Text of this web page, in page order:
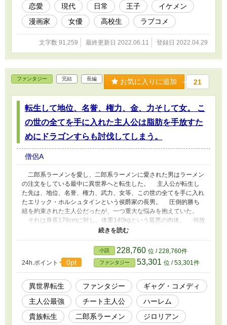
査を続行する方針で決定した。 土曜日を除く１９時に毎日投稿
予定です。
恋愛 現代 日常 王子
イケメン
漫画家
女優 高校生 ラブコメ
文字数 91,259 最終更新日 2022.06.11 登録日 2022.04.29
ファンタジー 完結 長編 お気に入りに追加 21
転生して地位、名誉、権力、金、力そして女。 こ
の世の全てを手に入れた主人公は脂肪を手放すた
めにドラゴンすらも討伐してしまう。
僧侶A
二郎系ラーメンを愛し、二郎系ラーメンに愛された男はラーメン
の注文をしている最中に異世界へと転生した。 主人公が転生し
た先は、地位、名誉、権力、武力、女等、この世の全てを手に入れ
たエリック・ホルシュタインという侯爵家の長男。 圧倒的勝ち
組を約束された主人公だったが、一つ重大な悩みを抱えていた。
それは身長178cmに対し、体重140kgという最悪の肉体。 何故
そんな奇妙な境遇を手に入れてしまったのか。 彼は神を注文を
取りに来た二郎系ラーメン店の店員だと勘違いし、『全マシマシ
で』と頼んでしまったから。 その為、彼の最悪の肉体は、侯爵
家という地位、親の持つ莫大な金、ドラゴンを瞬殺出来る圧倒的な
武力、主人公に好意を抱く周囲の美女と同じく、神から与えられた
ものだった。 しかしそんなものを望んでいるわけがないの
で、主人公は理想的な細マッチョを目指してダイエットを試みる。
そんな彼に立ち塞がるのは二郎系ラーメンやデザートの誘惑
という生易しい物ではない。 １０㎞のランニングや騎士団との
訓練すらものともしない圧倒的なステータスの高さ、そして少し食
べただけでリバウンドしてしまうチート体質である。 そんな不
24h.ポイント 0pt
小説 228,760 位 / 228,760件
ファンタジー 53,301 位 / 53,301件
異世界転生 ファンタジー
ギャグ・コメディ
主人公最強
チート主人公
ハーレム
貴族転生
二郎系ラーメン
ジロリアン